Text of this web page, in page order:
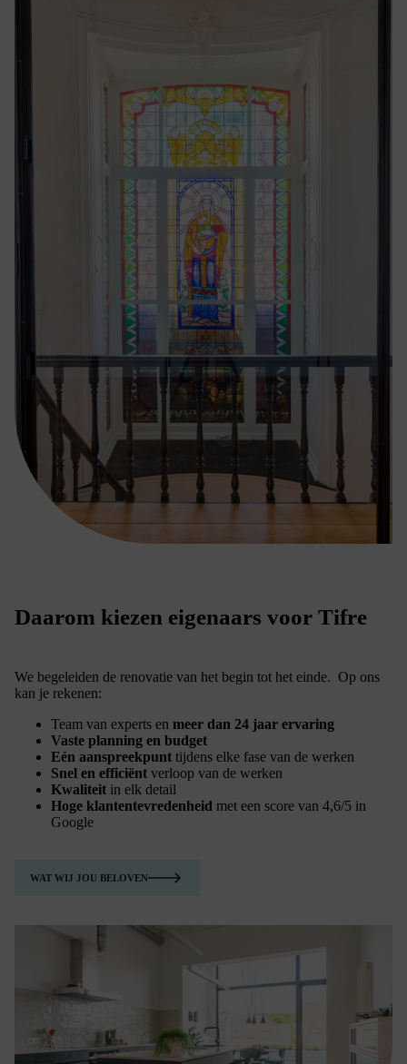
Daarom kiezen eigenaars voor Tifre
We begeleiden de renovatie van het begin tot het einde. Op ons
kan je rekenen:
Team van experts en meer dan 24 jaar ervaring
Vaste planning en budget
Eén aanspreekpunt tijdens elke fase van de werken
Snel en efficiënt verloop van de werken
Kwaliteit in elk detail
Hoge klantentevredenheid met een score van 4,6/5 in
Google
WAT WIJ JOU BELOVEN